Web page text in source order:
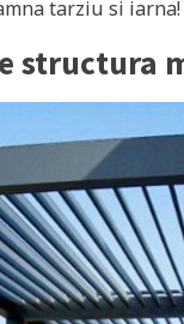
tarziu si iarna!
structura